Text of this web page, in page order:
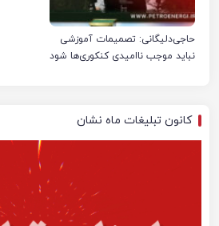
حاجی‌دلیگانی: تصمیمات آموزشی
نباید موجب ناامیدی کنکوری‌ها شود
کانون تبلیغات ماه نشان